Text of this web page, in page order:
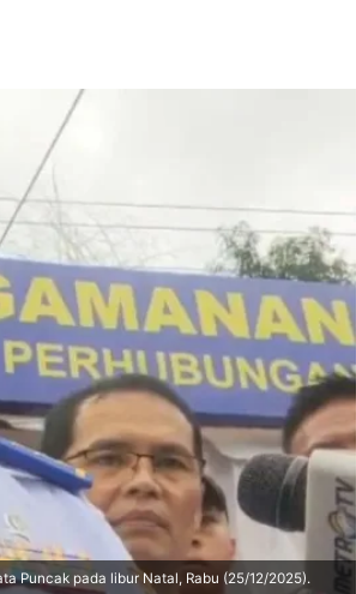
Puncak pada libur Natal, Rabu (25/12/2025).